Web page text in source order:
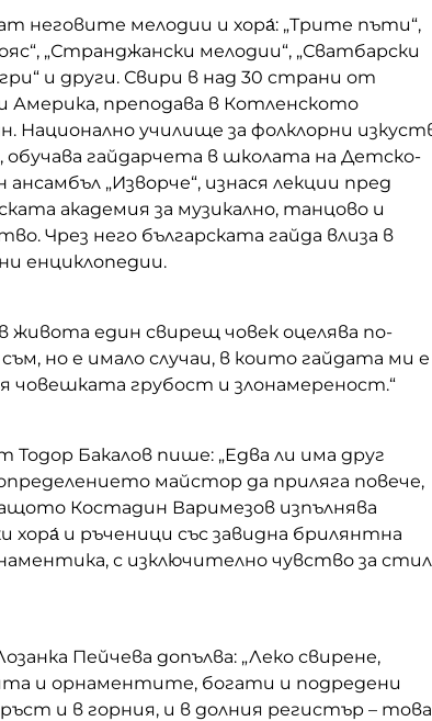
неговите мелодии и хора́: „Трите пъти“,
„Странджански мелодии“, „Сватбарски
и други. Свири в над 30 страни от
Америка, преподава в Котленското
Национално училище за фолклорни
обучава гайдарчета в школата на Детско-
„Изворче“, изнася лекции пред
академия за музикално, танцово и
Чрез него българската гайда влиза в
енциклопедии.
живота един свирещ човек оцелява по-
съм, но е имало случаи, в които гайдата ми е
човешката грубост и злонамереност.“
Тодор Бакалов пише: „Едва ли има друг
майстор да приляга повече,
Костадин Варимезов изпълнява
хора́ и ръченици със завидна брилянтна
с изключително чувство за стил
Пейчева допълва: „Леко свирене,
и орнаментите, богати и подредени
и в горния, и в долния регистър –